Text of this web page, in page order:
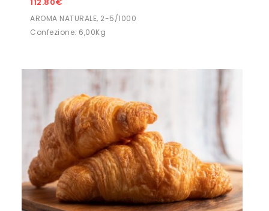
112.80€
AROMA NATURALE, 2-5/1000
Confezione: 6,00Kg